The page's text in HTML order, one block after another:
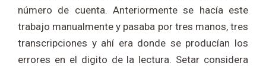
número de cuenta. Anteriormente se hacía este
trabajo manualmente y pasaba por tres manos, tres
transcripciones y ahí era donde se producían los
errores en el digito de la lectura. Setar considera